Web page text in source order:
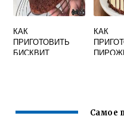
КАК
ПРИГОТОВИТЬ
БИСКВИТ
КАК
Самое